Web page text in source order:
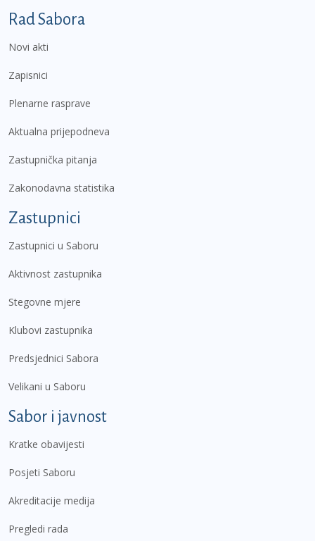
Podnožje prvi izbornik
Rad Sabora
Novi akti
Zapisnici
Plenarne rasprave
Aktualna prijepodneva
Zastupnička pitanja
Zakonodavna statistika
Zastupnici
Zastupnici u Saboru
Aktivnost zastupnika
Stegovne mjere
Klubovi zastupnika
Predsjednici Sabora
Velikani u Saboru
Sabor i javnost
Kratke obavijesti
Posjeti Saboru
Akreditacije medija
Pregledi rada